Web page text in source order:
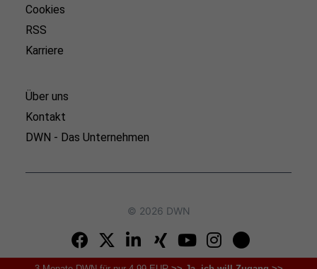
Cookies
RSS
Karriere
Über uns
Kontakt
DWN - Das Unternehmen
© 2026 DWN